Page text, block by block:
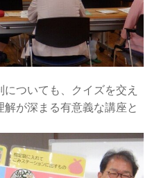
ついても、クイズを交え
が深まる有意義な講座と